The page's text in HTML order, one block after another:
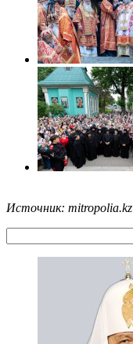
Источник: mitropolia.kz